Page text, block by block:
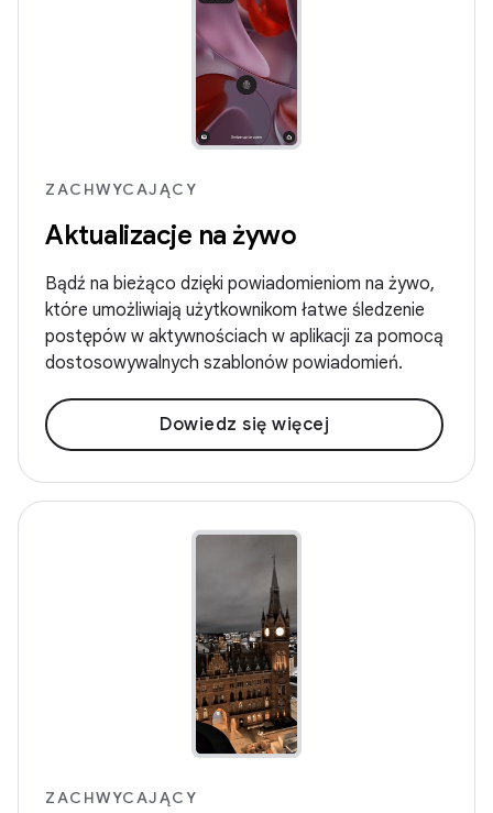
ZACHWYCAJĄCY
Aktualizacje na żywo
Bądź na bieżąco dzięki powiadomieniom na żywo,
które umożliwiają użytkownikom łatwe śledzenie
postępów w aktywnościach w aplikacji za pomocą
dostosowywalnych szablonów powiadomień.
Dowiedz się więcej
ZACHWYCAJĄCY